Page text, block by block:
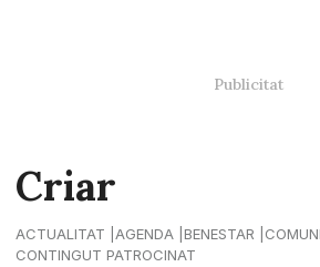
Criar
ACTUALITAT AGENDA BENESTAR
CONTINGUT PATROCINAT